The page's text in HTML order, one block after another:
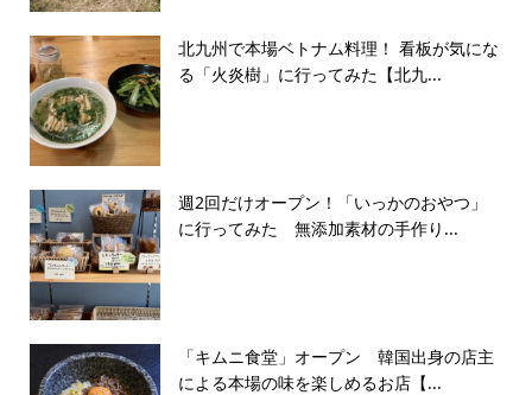
北九州で本場ベトナム料理！ 看板が気にな
る「火炎樹」に行ってみた【北九...
週2回だけオープン！「いっかのおやつ」
に行ってみた 無添加素材の手作り...
「キムニ食堂」オープン 韓国出身の店主
による本場の味を楽しめるお店【...